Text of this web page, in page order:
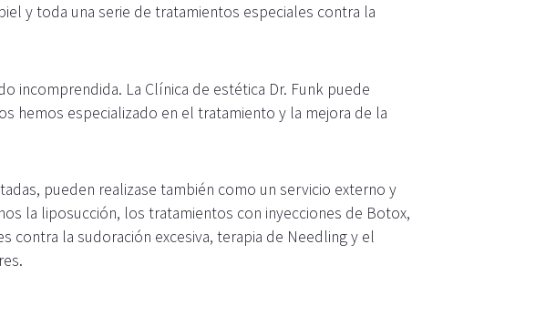
y toda una serie de tratamientos especiales contra la
incomprendida. La Clínica de estética Dr. Funk puede
hemos especializado en el tratamiento y la mejora de la
pueden realizase también como un servicio externo y
la liposucción, los tratamientos con inyecciones de Botox,
contra la sudoración excesiva, terapia de Needling y el